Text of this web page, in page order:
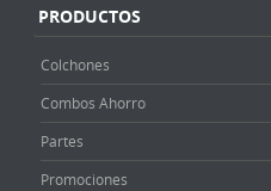
PRODUCTOS
Colchones
Combos Ahorro
Partes
Promociones